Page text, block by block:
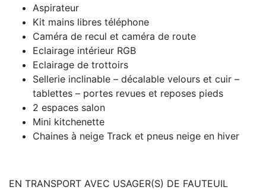
Aspirateur
Kit mains libres téléphone
Caméra de recul et caméra de route
Eclairage intérieur RGB
Eclairage de trottoirs
Sellerie inclinable – décalable velours et cuir –
tablettes – portes revues et reposes pieds
2 espaces salon
Mini kitchenette
Chaines à neige Track et pneus neige en hiver
EN TRANSPORT AVEC USAGER(S) DE FAUTEUIL